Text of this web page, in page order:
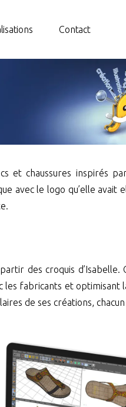
Contact
et chaussures inspirés
avec le logo qu’elle avait
des croquis
les fabricants et
de ses créations,